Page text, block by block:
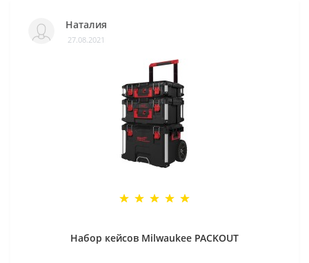
Наталия
27.08.2021
Набор кейсов Milwaukee PACKOUT